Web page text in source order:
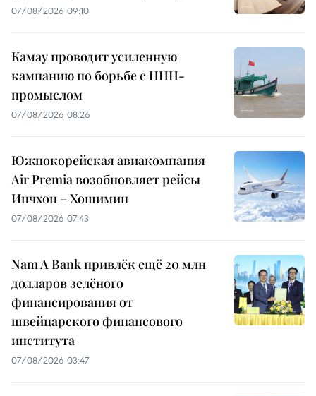
07/08/2026 09:10
Камау проводит усиленную
кампанию по борьбе с ННН-
промыслом
07/08/2026 08:26
Южнокорейская авиакомпания
Air Premia возобновляет рейсы
Инчхон – Хошимин
07/08/2026 07:43
Nam A Bank привлёк ещё 20 млн
долларов зелёного
финансирования от
швейцарского финансового
института
07/08/2026 03:47